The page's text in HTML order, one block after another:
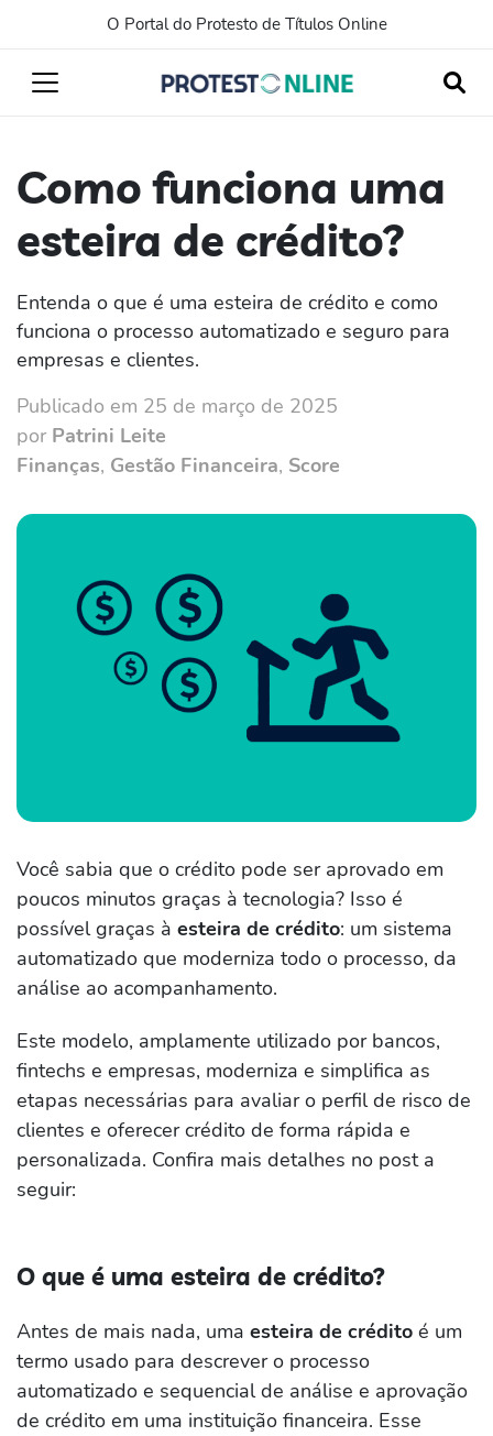
O Portal do Protesto de Títulos Online
Como funciona uma
esteira de crédito?
Entenda o que é uma esteira de crédito e como
funciona o processo automatizado e seguro para
empresas e clientes.
Publicado em 25 de março de 2025
por Patrini Leite
Finanças, Gestão Financeira, Score
Você sabia que o crédito pode ser aprovado em
poucos minutos graças à tecnologia? Isso é
possível graças à esteira de crédito: um sistema
automatizado que moderniza todo o processo, da
análise ao acompanhamento.
Este modelo, amplamente utilizado por bancos,
fintechs e empresas, moderniza e simplifica as
etapas necessárias para avaliar o perfil de risco de
clientes e oferecer crédito de forma rápida e
personalizada. Confira mais detalhes no post a
seguir:
O que é uma esteira de crédito?
Antes de mais nada, uma esteira de crédito é um
termo usado para descrever o processo
automatizado e sequencial de análise e aprovação
de crédito em uma instituição financeira. Esse